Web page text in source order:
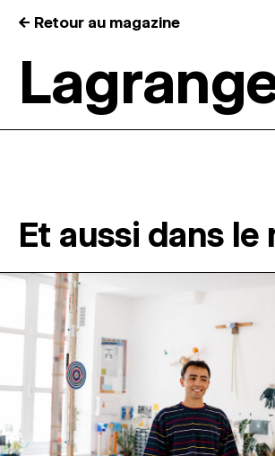
← Retour au magazine
Et aussi dans le